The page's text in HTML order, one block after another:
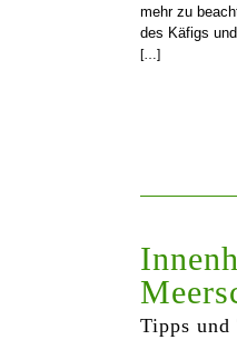
mehr zu
des Käfigs
[…]
Tipps und